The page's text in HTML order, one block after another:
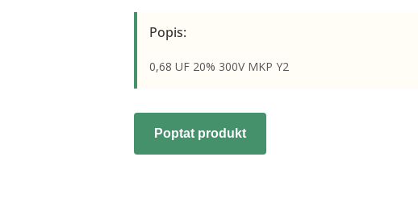
Popis:
0,68 UF 20% 300V MKP Y2
Poptat produkt